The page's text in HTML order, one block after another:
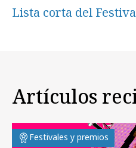
Lista corta del
Artículos
Festivales y premios